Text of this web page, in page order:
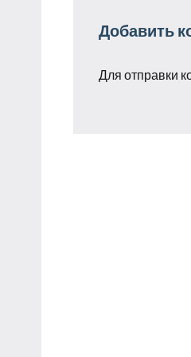
Добавить
Для отправки